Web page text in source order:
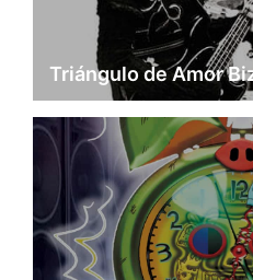
Triángulo de Amor